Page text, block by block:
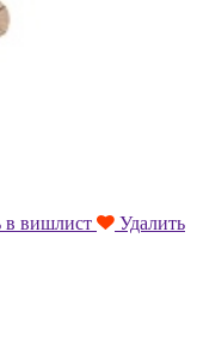
в вишлист
Удалить